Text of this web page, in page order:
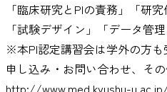
「臨床研究とPIの責務」「研
「試験デザイン」「データ管
※本PI認定講習会は学外の方も
申し込み・お問い合わせ、そ